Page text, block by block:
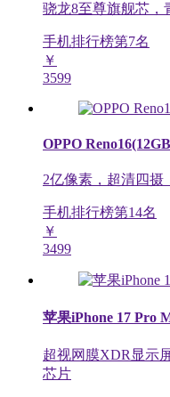
骁龙8至尊旗舰芯
手机排行榜第7名
￥
3599
OPPO
2亿像素，超清四摄
手机排行榜第14名
￥
3499
苹果iPhone 17 Pro
超视网膜XDR显示
芯片